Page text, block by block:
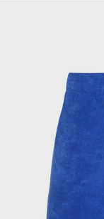
Classico
Classico
Ricamati
Cintura
Classico
Classico
Rash guard
Slip